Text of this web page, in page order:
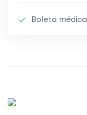
Boleta médica